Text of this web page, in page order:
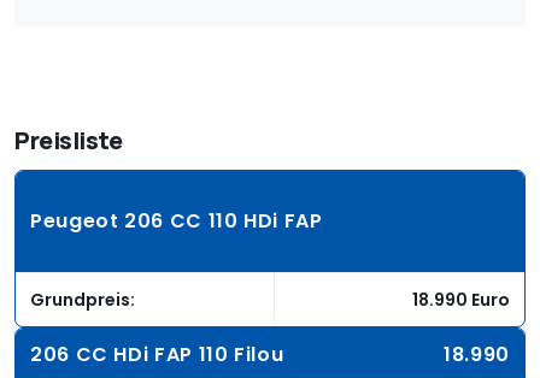
Preisliste
Peugeot 206 CC 110 HDi FAP
Grundpreis: 18.990 Euro
206 CC HDi FAP 110 Filou 18.990